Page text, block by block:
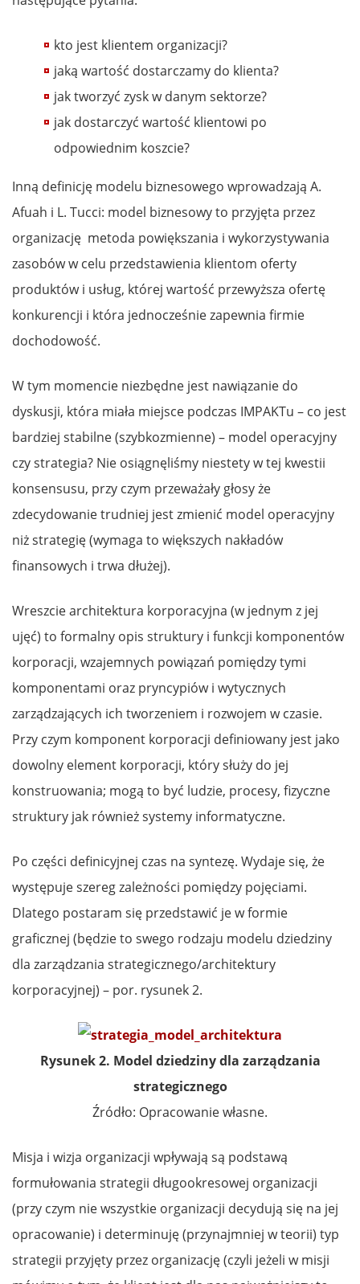
kto jest klientem organizacji?
jaką wartość dostarczamy do klienta?
jak tworzyć zysk w danym sektorze?
jak dostarczyć wartość klientowi po
odpowiednim koszcie?
Inną definicję modelu biznesowego wprowadzają A.
Afuah i L. Tucci: model biznesowy to przyjęta przez
organizację metoda powiększania i wykorzystywania
zasobów w celu przedstawienia klientom oferty
produktów i usług, której wartość przewyższa ofertę
konkurencji i która jednocześnie zapewnia firmie
dochodowość.
W tym momencie niezbędne jest nawiązanie do
dyskusji, która miała miejsce podczas IMPAKTu – co jest
bardziej stabilne (szybkozmienne) – model operacyjny
czy strategia? Nie osiągnęliśmy niestety w tej kwestii
konsensusu, przy czym przeważały głosy że
zdecydowanie trudniej jest zmienić model operacyjny
niż strategię (wymaga to większych nakładów
finansowych i trwa dłużej).
Wreszcie architektura korporacyjna (w jednym z jej
ujęć) to formalny opis struktury i funkcji komponentów
korporacji, wzajemnych powiązań pomiędzy tymi
komponentami oraz pryncypiów i wytycznych
zarządzających ich tworzeniem i rozwojem w czasie.
Przy czym komponent korporacji definiowany jest jako
dowolny element korporacji, który służy do jej
konstruowania; mogą to być ludzie, procesy, fizyczne
struktury jak również systemy informatyczne.
Po części definicyjnej czas na syntezę. Wydaje się, że
występuje szereg zależności pomiędzy pojęciami.
Dlatego postaram się przedstawić je w formie
graficznej (będzie to swego rodzaju modelu dziedziny
dla zarządzania strategicznego/architektury
korporacyjnej) – por. rysunek 2.
Rysunek 2. Model dziedziny dla zarządzania
strategicznego
Źródło: Opracowanie własne.
Misja i wizja organizacji wpływają są podstawą
formułowania strategii długookresowej organizacji
(przy czym nie wszystkie organizacji decydują się na jej
opracowanie) i determinuję (przynajmniej w teorii) typ
strategii przyjęty przez organizację (czyli jeżeli w misji